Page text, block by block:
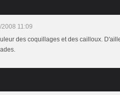
11:09
des coquillages et des cailloux.